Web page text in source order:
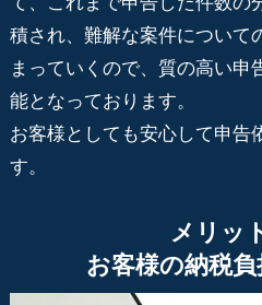
積され、難解な案件について
まっていくので、質の高い申
能となっております。
お客様としても安心して申告
す。
メリッ
お客様の納税